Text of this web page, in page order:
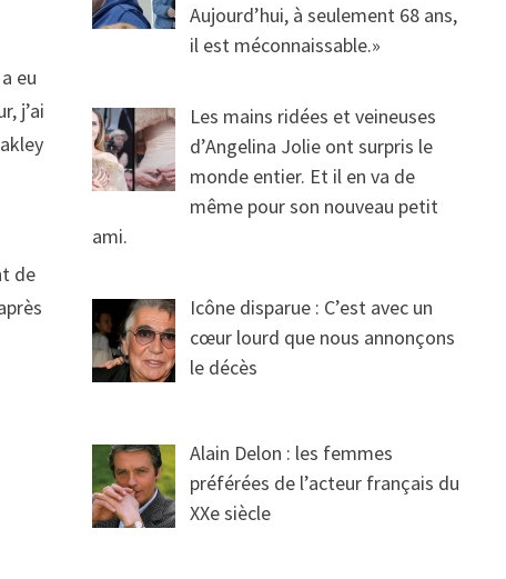
eu
j’ai
de
Aujourd’hui, à seulement 68 ans,
il est méconnaissable.»
Les mains ridées et veineuses
d’Angelina Jolie ont surpris le
monde entier. Et il en va de
même pour son nouveau petit
ami.
Icône disparue : C’est avec un
cœur lourd que nous annonçons
le décès
Alain Delon : les femmes
préférées de l’acteur français du
XXe siècle